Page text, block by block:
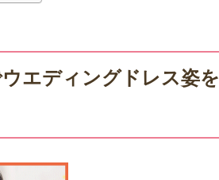
エディングドレス姿を